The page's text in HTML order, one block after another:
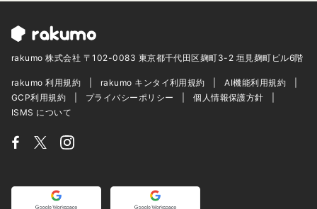
rakumo 株式会社 〒102-0083 東京都千代田区麹町3-2 垣見麹町ビル6階
rakumo 利用規約 rakumo キンタイ利用規約
AI機能利用規約
GCP利用規約
プライバシーポリシー
個人情報保護方針
ISMS について